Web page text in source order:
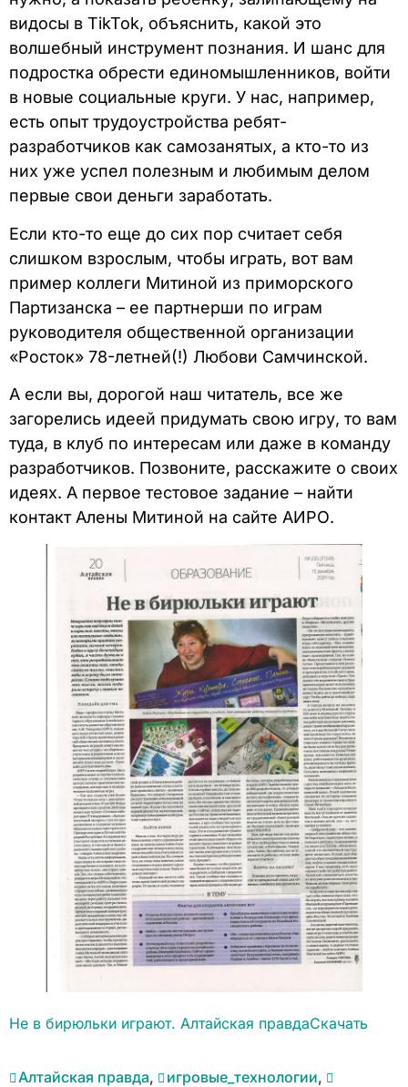
видосы в TikTok, объяснить, какой это
волшебный инструмент познания. И шанс для
подростка обрести единомышленников, войти
в новые социальные круги. У нас, например,
есть опыт трудоустройства ребят-
разработчиков как самозанятых, а кто-то из
них уже успел полезным и любимым делом
первые свои деньги заработать.
Если кто-то еще до сих пор считает себя
слишком взрослым, чтобы играть, вот вам
пример коллеги Митиной из приморского
Партизанска – ее партнерши по играм
руководителя общественной организации
«Росток» 78-летней(!) Любови Самчинской.
А если вы, дорогой наш читатель, все же
загорелись идеей придумать свою игру, то вам
туда, в клуб по интересам или даже в команду
разработчиков. Позвоните, расскажите о своих
идеях. А первое тестовое задание – найти
контакт Алены Митиной на сайте АИРО.
Не в бирюльки играют. Алтайская правдаСкачать
Алтайская правда, игровые_технологии,